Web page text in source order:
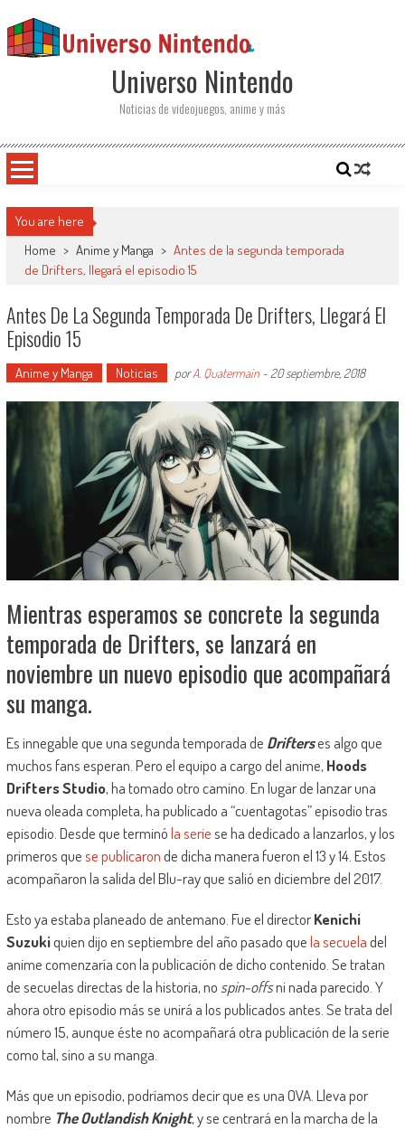
Universo Nintendo
Noticias de videojuegos, anime y más
You are here
Home > Anime y Manga > Antes de la segunda temporada
de Drifters, llegará el episodio 15
Antes De La Segunda Temporada De Drifters, Llegará El
Episodio 15
Anime y Manga Noticias porA. Quatermain- 20 septiembre, 2018
Mientras esperamos se concrete la segunda
temporada de Drifters, se lanzará en
noviembre un nuevo episodio que acompañará
su manga.
Es innegable que una segunda temporada de Drifterses algo que
muchos fans esperan. Pero el equipo a cargo del anime, Hoods
Drifters Studio, ha tomado otro camino. En lugar de lanzar una
nueva oleada completa, ha publicado a “cuentagotas” episodio tras
episodio. Desde que terminóla seriese ha dedicado a lanzarlos, y los
primeros quese publicaronde dicha manera fueron el 13 y 14. Estos
acompañaron la salida del Blu-ray que salió en diciembre del 2017.
Esto ya estaba planeado de antemano. Fue el directorKenichi
Suzukiquien dijo en septiembre del año pasado quela secueladel
anime comenzaría con la publicación de dicho contenido. Se tratan
de secuelas directas de la historia, no spin-offsni nada parecido. Y
ahora otro episodio más se unirá a los publicados antes. Se trata del
número 15, aunque éste no acompañará otra publicación de la serie
como tal, sino a su manga.
Más que un episodio, podríamos decir que es una OVA. Lleva por
nombre The Outlandish Knight, y se centrará en la marcha de la